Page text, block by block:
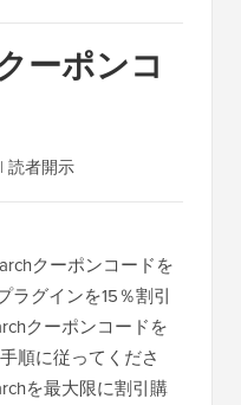
ーポンコ
| 読者開示
クーポンコードを
ラグインを15％割引
クーポンコードを
順に従ってくださ
を最大限に割引購